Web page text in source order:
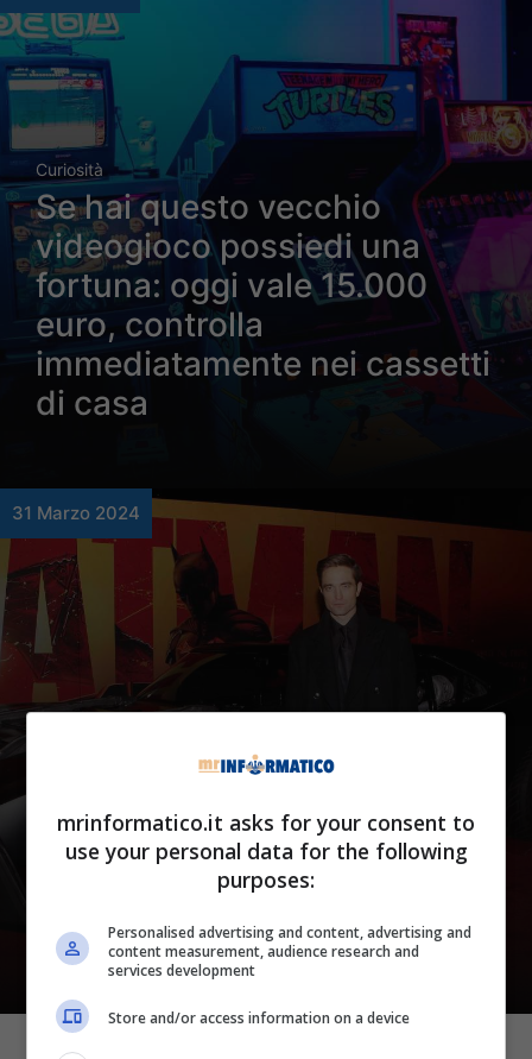
Curiosità
Se hai questo vecchio
videogioco possiedi una
fortuna: oggi vale 15.000
euro, controlla
immediatamente nei cassetti
di casa
31 Marzo 2024
Novità
The Batman 2, spiacevole
aggiornamento per i fan:
decisione inevitabile
mrinformatico.it asks for your consent to
use your personal data for the following
purposes:
Personalised advertising and content, advertising and
content measurement, audience research and
services development
Store and/or access information on a device